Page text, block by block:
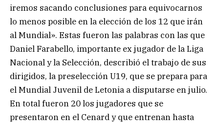
iremos sacando conclusiones para equivocarnos
lo menos posible en la elección de los 12 que irán
al Mundial». Estas fueron las palabras con las que
Daniel Farabello, importante ex jugador de la Liga
Nacional y la Selección, describió el trabajo de sus
dirigidos, la preselección U19, que se prepara para
el Mundial Juvenil de Letonia a disputarse en julio.
En total fueron 20 los jugadores que se
presentaron en el Cenard y que entrenan hasta